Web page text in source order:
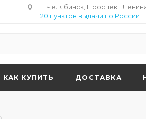
г. Челябинск, Проспект
20 пунктов выдачи по России
КАК КУПИТЬ ДОСТАВКА